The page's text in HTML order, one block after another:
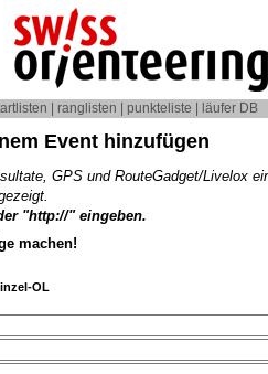
ranglisten punkteliste läufer DB
Event hinzufügen
GPS und RouteGadget/Livelox
"http://" eingeben.
machen!
OL